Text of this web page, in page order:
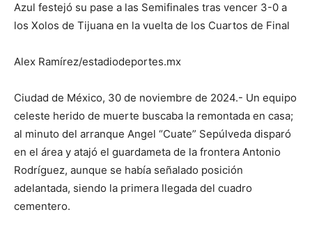
Azul festejó su pase a las Semifinales tras vencer 3-0 a
los Xolos de Tijuana en la vuelta de los Cuartos de Final
Alex Ramírez/estadiodeportes.mx
Ciudad de México, 30 de noviembre de 2024.- Un equipo
celeste herido de muerte buscaba la remontada en casa;
al minuto del arranque Angel “Cuate” Sepúlveda disparó
en el área y atajó el guardameta de la frontera Antonio
Rodríguez, aunque se había señalado posición
adelantada, siendo la primera llegada del cuadro
cementero.